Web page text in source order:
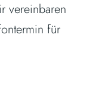
vereinbaren
für